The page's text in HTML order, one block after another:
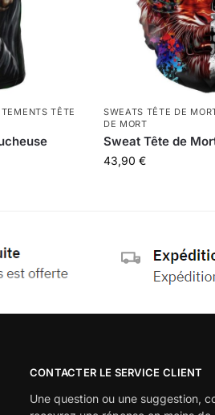
TÊTE
SWEATS TÊTE DE
DE MORT
Sweat Tête de
43,90 €
CONTACTER LE SERVICE CLIENT
Une question ou une suggestion,